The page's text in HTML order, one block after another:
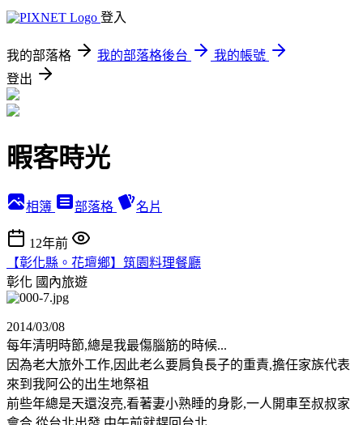
登入
我的部落格 我的部落格後台
我的帳號
登出
暇客時光
相簿 部落格 名片
12年前
【彰化縣。花壇鄉】筑園料理餐廳
彰化 國內旅遊
2014/03/08
每年清明時節,總是我最傷腦筋的時候...
因為老大旅外工作,因此老么要肩負長子的重責,擔任家族代表
來到我阿公的出生地祭祖
前些年總是天還沒亮,看著妻小熟睡的身影,一人開車至叔叔家